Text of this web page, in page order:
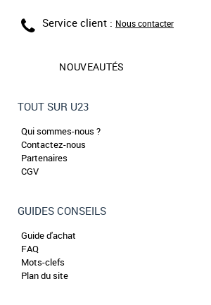
Service client : Nous contacter
NOUVEAUTÉS
TOUT SUR U23
Qui sommes-nous ?
Contactez-nous
Partenaires
CGV
GUIDES CONSEILS
Guide d'achat
FAQ
Mots-clefs
Plan du site